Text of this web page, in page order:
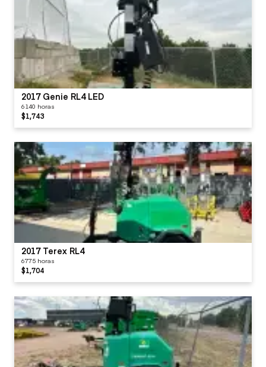
2017 Genie RL4 LED
6140 horas
$1,743
2017 Terex RL4
6775 horas
$1,704